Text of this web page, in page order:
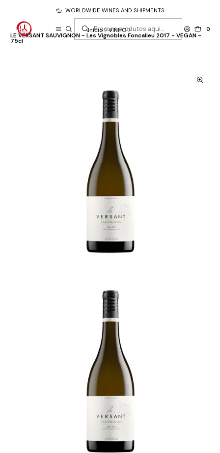
0
WORLDWIDE WINES AND SHIPMENTS
Início VINHO
LE VERSANT SAUVIGNON - Les Vignobles Foncalieu 2017 - VEGAN -
75cl